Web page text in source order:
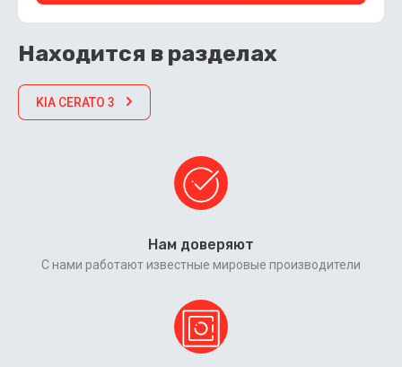
Находится в разделах
KIA CERATO 3
Нам доверяют
С нами работают известные мировые производители